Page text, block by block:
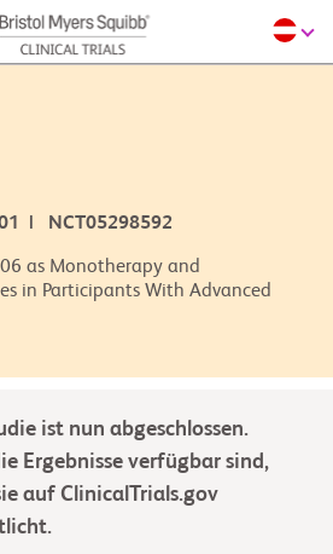
| NCT05298592
as Monotherapy and
in Participants With Advanced
ist nun abgeschlossen.
Ergebnisse verfügbar sind,
auf ClinicalTrials.gov